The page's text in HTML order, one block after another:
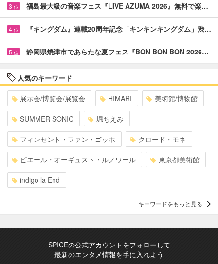
3 位 福島最大級の音楽フェス『LIVE AZUMA 2026』無料で楽…
4 位 『キングダム』連載20周年記念「キンキンキングダム」渋…
5 位 静岡県焼津市であらたな夏フェス『BON BON BON 2026…
人気のキーワード
展示会/博覧会/展覧会 HIMARI 美術館/博物館
SUMMER SONIC 堀ちえみ
フィンセント・ファン・ゴッホ クロード・モネ
ピエール・オーギュスト・ルノワール 東京都美術館
indigo la End
キーワードをもっと見る
SPICEの公式アカウントをフォローして
最新のエンタメ情報を手に入れよう